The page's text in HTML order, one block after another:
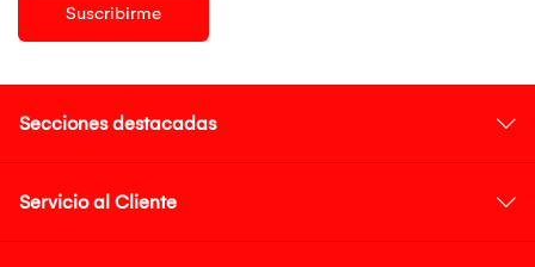
Suscribirme
Secciones destacadas
Servicio al Cliente